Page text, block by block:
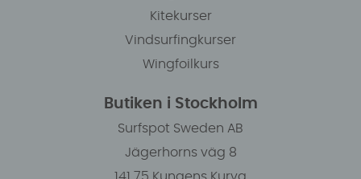
Kitekurser
Vindsurfingkurser
Wingfoilkurs
Butiken i Stockholm
Surfspot Sweden AB
Jägerhorns väg 8